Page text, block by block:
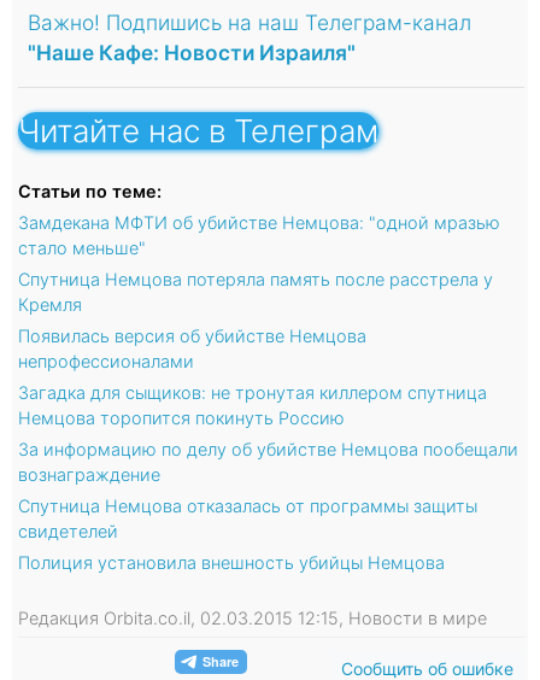
Важно! Подпишись на наш Телеграм-канал
"Наше Кафе: Новости Израиля"
Читайте нас в Телеграм
Статьи по теме:
Замдекана МФТИ об убийстве Немцова: "одной мразью
стало меньше"
Спутница Немцова потеряла память после расстрела у
Кремля
Появилась версия об убийстве Немцова
непрофессионалами
Загадка для сыщиков: не тронутая киллером спутница
Немцова торопится покинуть Россию
За информацию по делу об убийстве Немцова пообещали
вознаграждение
Спутница Немцова отказалась от программы защиты
свидетелей
Полиция установила внешность убийцы Немцова
Редакция Orbita.co.il, 02.03.2015 12:15, Новости в мире
Сообщить об ошибке